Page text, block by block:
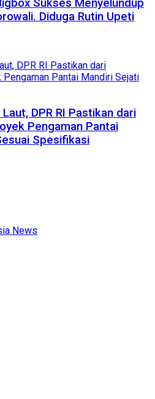
Sukses Menyelundup
Diduga Rutin Upeti
DPR RI Pastikan dari
Pengaman Pantai
Spesifikasi
News